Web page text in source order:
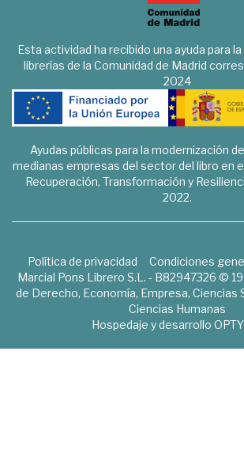
Esta actividad ha recibido una ayuda para
librerías de la Comunidad de Madrid
2024
Ayudas públicas para la modernización
medianas empresas del sector del libro en
Recuperación, Transformación y
2022.
Política de privacidad Condiciones
Marcial Pons Librero S.L. - B82947326 ©
de Derecho, Economía, Empresa, Ciencias
Ciencias Humanas
Hospedaje y desarrollo